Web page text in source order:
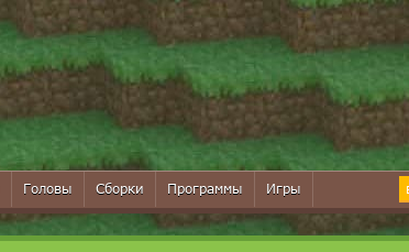
Головы Сборки Программы Игры